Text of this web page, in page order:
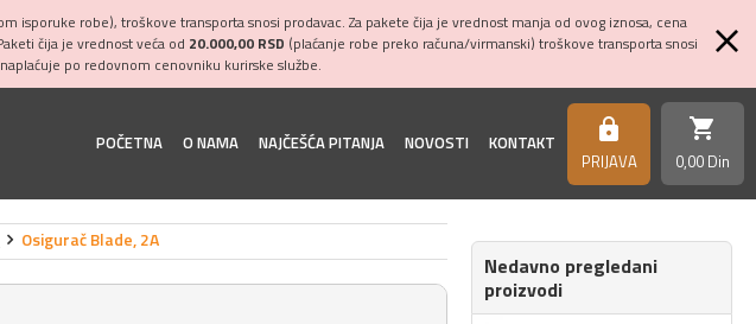
isporuke robe), troškove transporta snosi prodavac. Za pakete čija je vrednost manja od ovog iznosa, cena
čija je vrednost veća od 20.000,00 RSD (plaćanje robe preko računa/virmanski) troškove transporta snosi
po redovnom cenovniku kurirske službe.
POČETNA O NAMA NAJČEŠĆA PITANJA NOVOSTI KONTAKT https
PRIJAVA
shopping_cart
0,00 Din
Osigurač Blade, 2A
Nedavno pregledani
proizvodi